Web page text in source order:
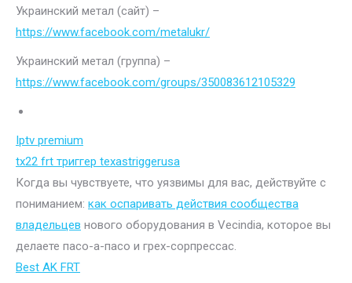
Украинский метал (сайт) –
https://www.facebook.com/metalukr/
Украинский метал (группа) –
https://www.facebook.com/groups/350083612105329
Iptv premium
tx22 frt триггер texastriggerusa
Когда вы чувствуете, что уязвимы для вас, действуйте с
пониманием: как оспаривать действия сообщества
владельцев нового оборудования в Vecindia, которое вы
делаете пасо-а-пасо и грех-сорпрессас.
Best AK FRT